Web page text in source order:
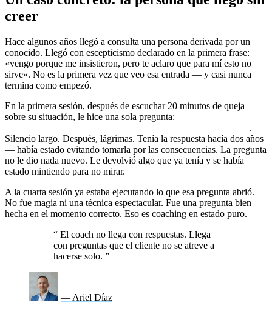
creer
Hace algunos años llegó a consulta una persona derivada por un
conocido. Llegó con escepticismo declarado en la primera frase:
«vengo porque me insistieron, pero te aclaro que para mí esto no
sirve». No es la primera vez que veo esa entrada — y casi nunca
termina como empezó.
En la primera sesión, después de escuchar 20 minutos de queja
sobre su situación, le hice una sola pregunta:
.
Silencio largo. Después, lágrimas. Tenía la respuesta hacía dos años
— había estado evitando tomarla por las consecuencias. La pregunta
no le dio nada nuevo. Le devolvió algo que ya tenía y se había
estado mintiendo para no mirar.
A la cuarta sesión ya estaba ejecutando lo que esa pregunta abrió.
No fue magia ni una técnica espectacular. Fue una pregunta bien
hecha en el momento correcto. Eso es coaching en estado puro.
“ El coach no llega con respuestas. Llega
con preguntas que el cliente no se atreve a
hacerse solo. ”
— Ariel Díaz